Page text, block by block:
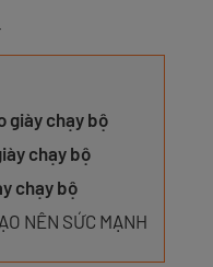
giày chạy bộ
chạy bộ
chạy bộ
NÊN SỨC MẠNH